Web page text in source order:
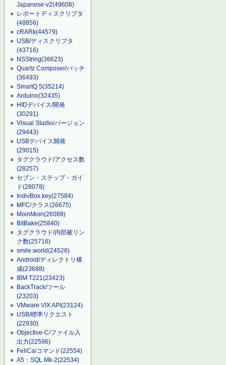
Japanese-v2(49608)
レポートディスクリプタ
(48856)
cRARk(44579)
USB/ディスクリプタ
(43716)
NSString(36623)
Quartz Composer/パッチ
(36493)
SmartQ 5(35214)
Arduino(32435)
HIDデバイス/開発
(30291)
Visual Studio/バージョン
(29443)
USBデバイス開発
(29015)
タグクラウド/アクセス数
(28257)
セブン・ステップ・ガイ
ド(28078)
IndivBox.key(27584)
MFC/クラス(26675)
MoinMoin(26088)
BitBake(25840)
タグクラウド/内部被リン
ク数(25716)
smile.world(24526)
Android/ディレクトリ構
成(23688)
IBM T221(23423)
BackTrack/ツール
(23203)
VMware VIX API(23124)
USB/標準リクエスト
(22930)
Objective-C/ファイル入
出力(22596)
FeliCa/コマンド(22554)
A5：SQL Mk-2(22534)